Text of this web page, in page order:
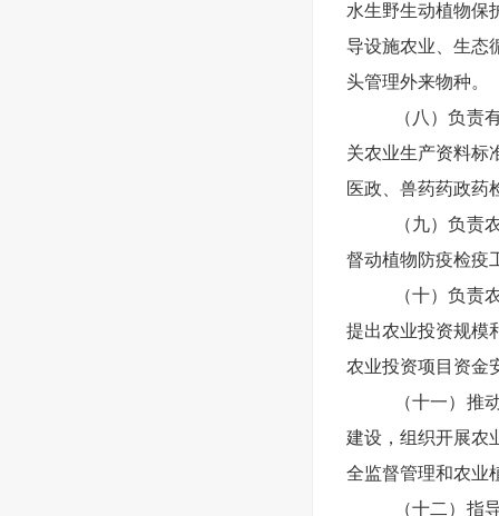
水生野生动植物保
导设施农业、生态
头管理外来物种。
（八）负责
关农业生产资料标
医政、兽药药政药
（九）负责
督动植物防疫检疫
（十）负责
提出农业投资规模
农业投资项目资金
（十一）推
建设，组织开展农
全监督管理和农业
（十二）指